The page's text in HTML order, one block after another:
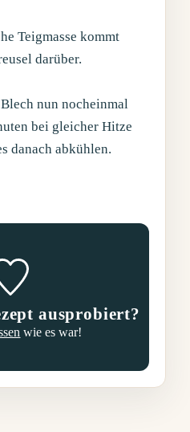
Teigmasse kommt
darüber.
nun nocheinmal
bei gleicher Hitze
danach abkühlen.
ausprobiert?
wie es war!